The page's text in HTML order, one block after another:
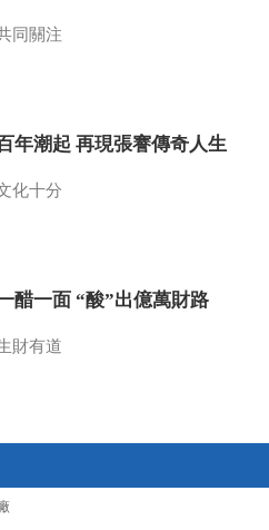
同關注
年潮起 再現張謇傳奇人生
化十分
醋一面 “酸”出億萬財路
財有道